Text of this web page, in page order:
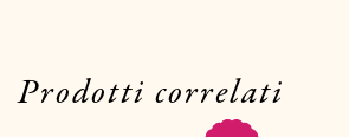
Prodotti correlati